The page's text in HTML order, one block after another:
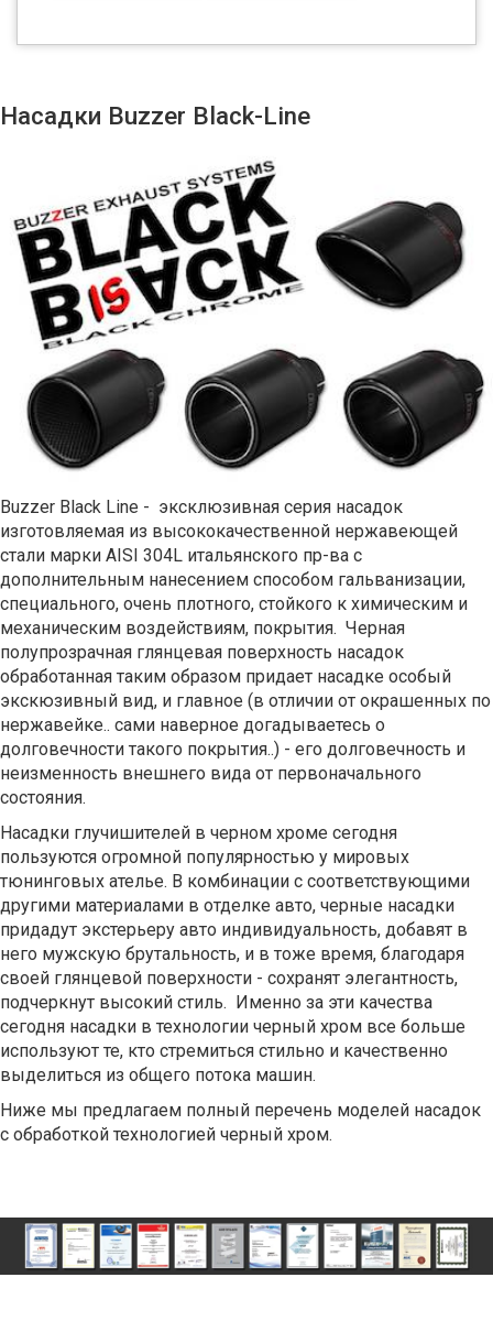
Насадки Buzzer Black-Line
Buzzer Black Line - эксклюзивная серия насадок
изготовляемая из высококачественной нержавеющей
стали марки AISI 304L итальянского пр-ва с
дополнительным нанесением способом гальванизации,
специального, очень плотного, стойкого к химическим и
механическим воздействиям, покрытия. Черная
полупрозрачная глянцевая поверхность насадок
обработанная таким образом придает насадке особый
экскюзивный вид, и главное (в отличии от окрашенных по
нержавейке.. сами наверное догадываетесь о
долговечности такого покрытия..) - его долговечность и
неизменность внешнего вида от первоначального
состояния.
Насадки глучишителей в черном хроме сегодня
пользуются огромной популярностью у мировых
тюнинговых ателье. В комбинации с соответствующими
другими материалами в отделке авто, черные насадки
придадут экстерьеру авто индивидуальность, добавят в
него мужскую брутальность, и в тоже время, благодаря
своей глянцевой поверхности - сохранят элегантность,
подчеркнут высокий стиль. Именно за эти качества
сегодня насадки в технологии черный хром все больше
используют те, кто стремиться стильно и качественно
выделиться из общего потока машин.
Ниже мы предлагаем полный перечень моделей насадок
с обработкой технологией черный хром.